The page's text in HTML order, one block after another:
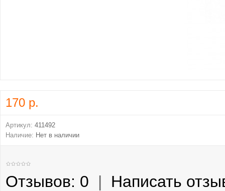
170 р.
Артикул: 411492
Наличие: Нет в наличии
Отзывов: 0 | Написать